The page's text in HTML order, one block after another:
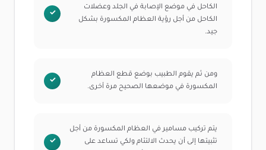
الكاحل في موضع الإصابة في الجلد وعضلات
الكاحل من أجل رؤية العظام المكسورة بشكل
جيد.
ومن ثم يقوم الطبيب بوضع قطع العظام
المكسورة في موضعها الصحيح مرة أخرى.
يتم تركيب مسامير في العظام المكسورة من أجل
تثبيتها إلى أن يحدث الالتئام ولكي تساعد على